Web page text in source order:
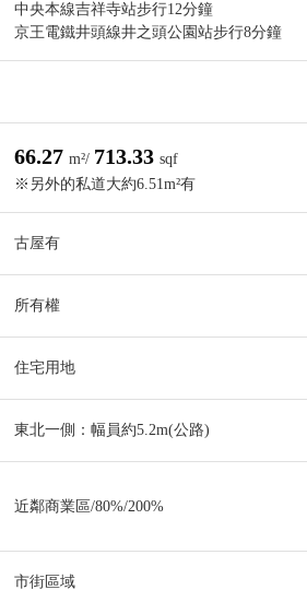
中央本線吉祥寺站步行12分鐘
京王電鐵井頭線井之頭公園站步行8分鐘
66.27 m²/ 713.33 sqf
※另外的私道大約6.51m²有
古屋有
所有權
住宅用地
東北一側：幅員約5.2m(公路)
近鄰商業區/80%/200%
市街區域